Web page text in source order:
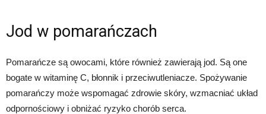
Jod w pomarańczach
Pomarańcze są owocami, które również zawierają jod. Są one
bogate w witaminę C, błonnik i przeciwutleniacze. Spożywanie
pomarańczy może wspomagać zdrowie skóry, wzmacniać układ
odpornościowy i obniżać ryzyko chorób serca.